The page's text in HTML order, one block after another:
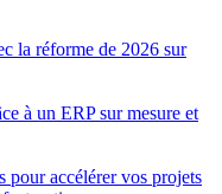
la réforme de 2026 sur
à un ERP sur mesure et
pour accélérer vos projets